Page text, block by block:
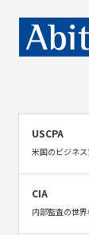
USCPA
米国のビジネ
CIA
内部監査の世